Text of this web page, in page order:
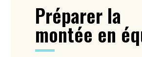
Préparer la
montée en